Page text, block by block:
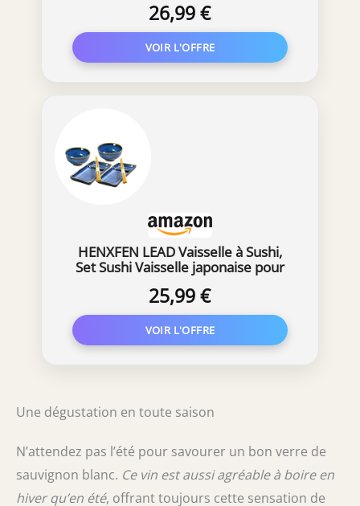
sushi, 2 petits bols et 2 paires de
baguettes
26,99 €
HENXFEN LEAD Vaisselle à Sushi,
Set Sushi Vaisselle japonaise pour
soupe Miso Maki Sushi Riz avec 2X
assiettes à sushi, bols, paire de
baguettes, Bleu marine
25,99 €
Une dégustation en toute saison
N’attendez pas l’été pour savourer un bon verre de
sauvignon blanc. Ce vin est aussi agréable à boire en
hiver qu’en été, offrant toujours cette sensation de